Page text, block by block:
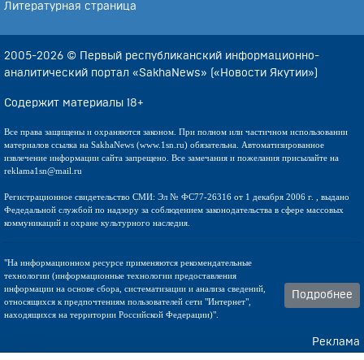
Литературная страница
2005-2026 © Первый республиканский информационно-
аналитический портал «SakhaNews» («Новости Якутии»)
Содержит материалы 18+
Все права защищены и охраняются законом. При полном или частичном использовании
материалов ссылка на SakhaNews (www.1sn.ru) обязательна. Автоматизированное
извлечение информации сайта запрещено. Все замечания и пожелания присылайте на
reklama1sn@mail.ru
Регистрационное свидетельство СМИ: Эл № ФС77-26316 от 1 декабря 2006 г. , выдано
Федедальной службой по надзору за соблюдением законодательства в сфере массовых
коммуникаций и охране культурного наследия.
"На информационном ресурсе применяются рекомендательные
технологии (информационные технологии предоставления
информации на основе сбора, систематизации и анализа сведений,
относящихся к предпочтениям пользователей сети "Интернет",
находящихся на территории Российской Федерации)".
Подробнее
Реклама